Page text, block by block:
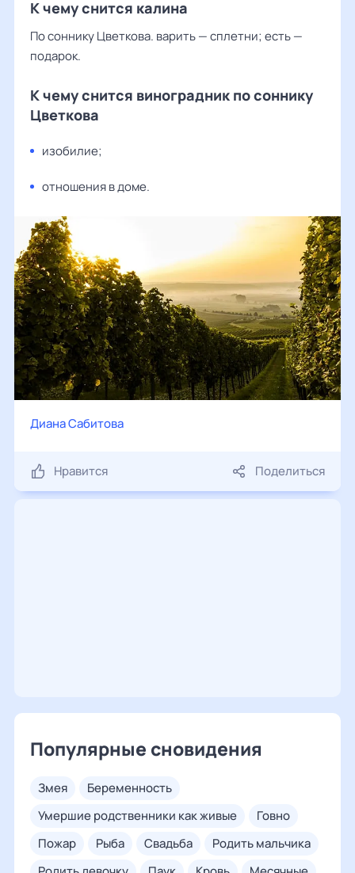
К чему снится калина
По соннику Цветкова. варить — сплетни; есть —
подарок.
К чему снится виноградник по соннику
Цветкова
изобилие;
отношения в доме.
Диана Сабитова
Нравится Поделиться
Популярные сновидения
змея
беременность
умершие родственники как живые
говно
пожар
рыба свадьба
родить мальчика